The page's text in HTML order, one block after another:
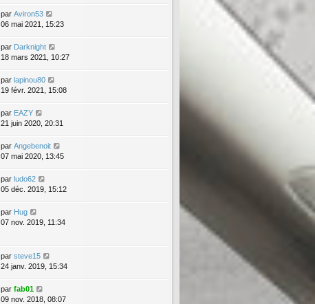
par Aviron53
06 mai 2021, 15:23
par Darknight
18 mars 2021, 10:27
par lapinou80
19 févr. 2021, 15:08
par EAZY
21 juin 2020, 20:31
par Angebenoit
07 mai 2020, 13:45
par ludo62
05 déc. 2019, 15:12
par Hug
07 nov. 2019, 11:34
par steve15
24 janv. 2019, 15:34
par fab01
09 nov. 2018, 08:07